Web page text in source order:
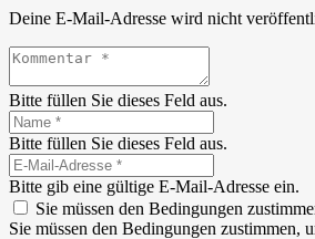
Deine E-Mail-Adresse wird nicht
Bitte füllen Sie dieses Feld aus.
Bitte füllen Sie dieses Feld aus.
Bitte gib eine gültige E-Mail-Adresse ein.
Sie müssen den Bedingungen
Sie müssen den Bedingungen zustimmen,